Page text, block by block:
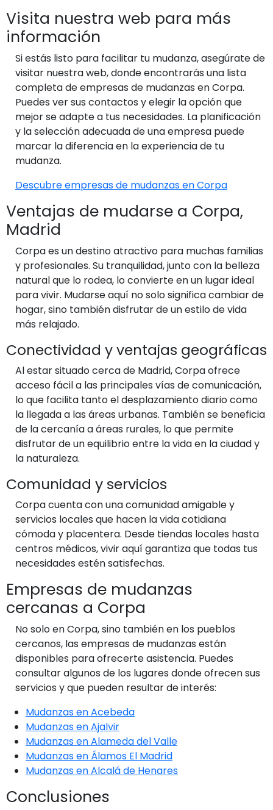
Visita nuestra web para más
información
Si estás listo para facilitar tu mudanza, asegúrate de
visitar nuestra web, donde encontrarás una lista
completa de empresas de mudanzas en Corpa.
Puedes ver sus contactos y elegir la opción que
mejor se adapte a tus necesidades. La planificación
y la selección adecuada de una empresa puede
marcar la diferencia en la experiencia de tu
mudanza.
Descubre empresas de mudanzas en Corpa
Ventajas de mudarse a Corpa,
Madrid
Corpa es un destino atractivo para muchas familias
y profesionales. Su tranquilidad, junto con la belleza
natural que lo rodea, lo convierte en un lugar ideal
para vivir. Mudarse aquí no solo significa cambiar de
hogar, sino también disfrutar de un estilo de vida
más relajado.
Conectividad y ventajas geográficas
Al estar situado cerca de Madrid, Corpa ofrece
acceso fácil a las principales vías de comunicación,
lo que facilita tanto el desplazamiento diario como
la llegada a las áreas urbanas. También se beneficia
de la cercanía a áreas rurales, lo que permite
disfrutar de un equilibrio entre la vida en la ciudad y
la naturaleza.
Comunidad y servicios
Corpa cuenta con una comunidad amigable y
servicios locales que hacen la vida cotidiana
cómoda y placentera. Desde tiendas locales hasta
centros médicos, vivir aquí garantiza que todas tus
necesidades estén satisfechas.
Empresas de mudanzas
cercanas a Corpa
No solo en Corpa, sino también en los pueblos
cercanos, las empresas de mudanzas están
disponibles para ofrecerte asistencia. Puedes
consultar algunos de los lugares donde ofrecen sus
servicios y que pueden resultar de interés:
Mudanzas en Acebeda
Mudanzas en Ajalvir
Mudanzas en Alameda del Valle
Mudanzas en Álamos El Madrid
Mudanzas en Alcalá de Henares
Conclusiones